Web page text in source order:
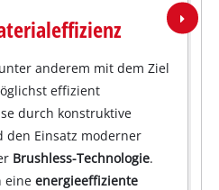
anderem mit dem Ziel
effizient
durch konstruktive
den Einsatz moderner
Brushless-Technologie.
eine energieeffiziente